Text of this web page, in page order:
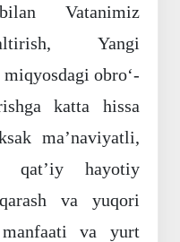
Vatanimiz
Yangi
obro‘-
katta hissa
ma’naviyatli,
qat’iy hayotiy
va yuqori
va yurt